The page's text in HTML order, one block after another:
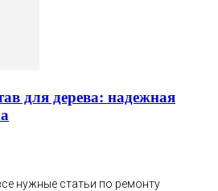
для дерева: надежная
нужные статьи по ремонту